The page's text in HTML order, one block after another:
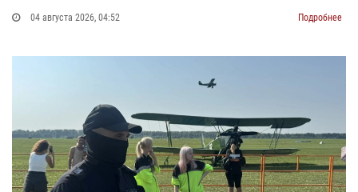
04 августа 2026, 04:52 Подробнее